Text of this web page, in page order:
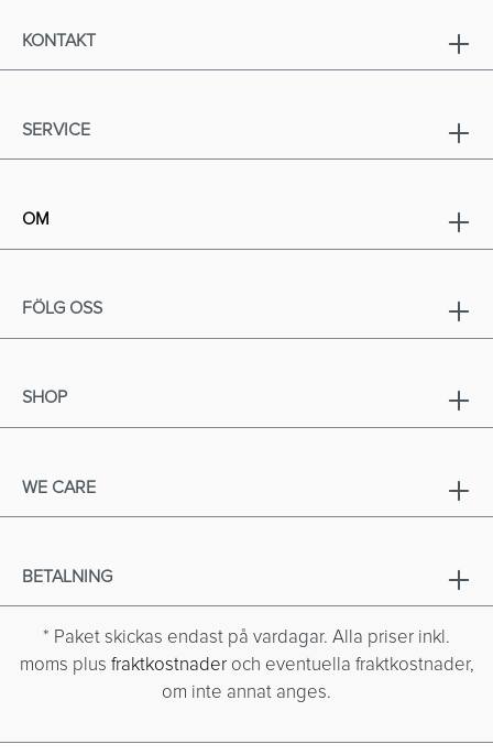
KONTAKT
SERVICE
OM
FÖLG OSS
SHOP
WE CARE
BETALNING
* Paket skickas endast på vardagar. Alla priser inkl.
moms plus fraktkostnaderoch eventuella fraktkostnader,
om inte annat anges.